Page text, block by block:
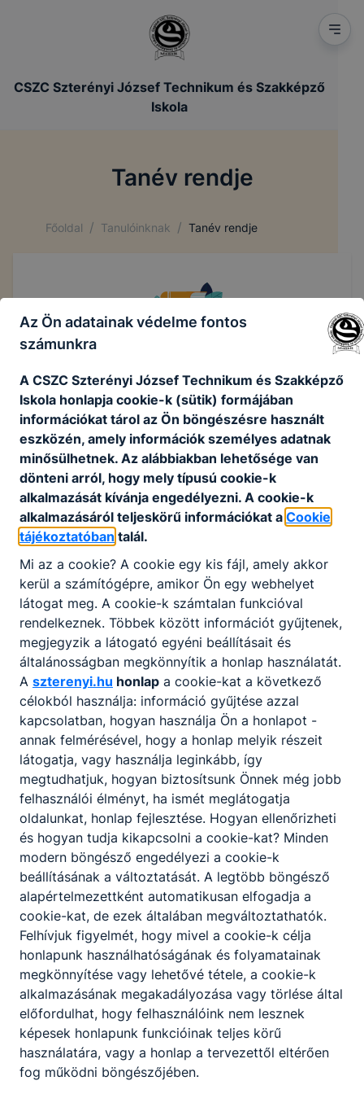
CSZC Szterényi József Technikum és Szakképző
Iskola
Tanév rendje
Főoldal / Tanulóinknak / Tanév rendje
Aktuális információ
A 2025/2026-os tanév munkaterve:
A2025/26tanév rendje, fontosabb
eseményei
A 2025/2026-os tanév időterve
Az időterv pdf formátumban letölthetőinnen:
Partnereink
Az Ön adatainak védelme fontos
számunkra
A CSZC Szterényi József Technikum és Szakképző
Iskola honlapja cookie-k (sütik) formájában
információkat tárol az Ön böngészésre használt
eszközén, amely információk személyes adatnak
minősülhetnek. Az alábbiakban lehetősége van
dönteni arról, hogy mely típusú cookie-k
alkalmazását kívánja engedélyezni. A cookie-k
alkalmazásáról teljeskörű információkat a Cookie
tájékoztatóban talál.
Mi az a cookie? A cookie egy kis fájl, amely akkor
kerül a számítógépre, amikor Ön egy webhelyet
látogat meg. A cookie-k számtalan funkcióval
rendelkeznek. Többek között információt gyűjtenek,
megjegyzik a látogató egyéni beállításait és
általánosságban megkönnyítik a honlap használatát.
A szterenyi.hu honlap a cookie-kat a következő
célokból használja: információ gyűjtése azzal
kapcsolatban, hogyan használja Ön a honlapot -
annak felmérésével, hogy a honlap melyik részeit
látogatja, vagy használja leginkább, így
megtudhatjuk, hogyan biztosítsunk Önnek még jobb
felhasználói élményt, ha ismét meglátogatja
oldalunkat, honlap fejlesztése. Hogyan ellenőrizheti
és hogyan tudja kikapcsolni a cookie-kat? Minden
modern böngésző engedélyezi a cookie-k
beállításának a változtatását. A legtöbb böngésző
alapértelmezettként automatikusan elfogadja a
cookie-kat, de ezek általában megváltoztathatók.
Felhívjuk figyelmét, hogy mivel a cookie-k célja
honlapunk használhatóságának és folyamatainak
megkönnyítése vagy lehetővé tétele, a cookie-k
alkalmazásának megakadályozása vagy törlése által
előfordulhat, hogy felhasználóink nem lesznek
képesek honlapunk funkcióinak teljes körű
használatára, vagy a honlap a tervezettől eltérően
fog működni böngészőjében.